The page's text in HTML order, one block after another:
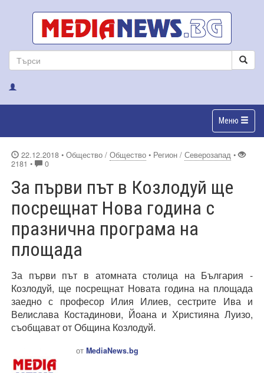
Меню
22.12.2018 • Общество / Общество • Регион / Северозапад •
2181 •
0
За първи път в Козлодуй ще
посрещнат Нова година с
празнична програма на
площада
За първи път в атомната столица на България -
Козлодуй, ще посрещнат Новата година на площада
заедно с професор Илия Илиев, сестрите Ива и
Велислава Костадинови, Йоана и Християна Луизо,
съобщават от Община Козлодуй.
от MediaNews.bg